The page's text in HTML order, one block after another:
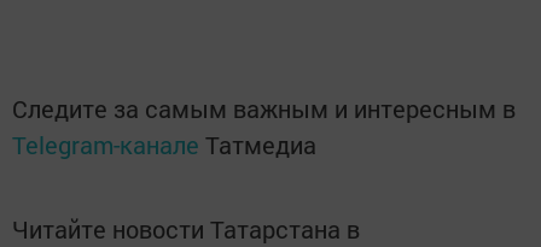
Следите за самым важным и интересным в
Telegram-канале Татмедиа
Читайте новости Татарстана в